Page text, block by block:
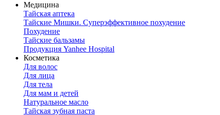
Медицина
Тайская аптека
Тайские Мишки. Суперэффективное похудение
Похудение
Тайские бальзамы
Продукция Yanhee Hospital
Косметика
Для волос
Для лица
Для тела
Для мам и детей
Натуральное масло
Тайская зубная паста